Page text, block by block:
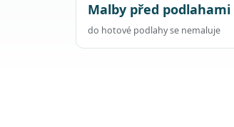
Malby před podlahami
do hotové podlahy se nemaluje